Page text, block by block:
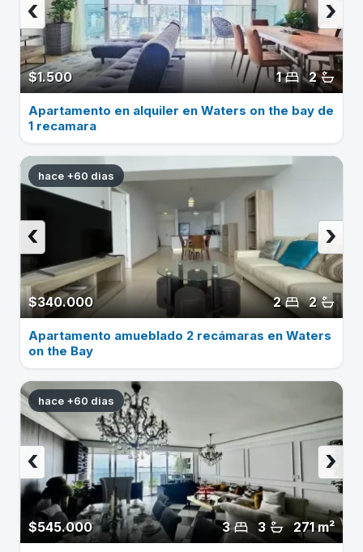
$1.500 2
1
›
‹
Apartamento en alquiler en Waters on the bay de
1 recamara
hace +60 dias
$340.000 2
2
›
‹
Apartamento amueblado 2 recámaras en Waters
on the Bay
hace +60 dias
$545.000 271 m²
3
3
›
‹